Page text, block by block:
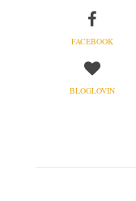
FACEBOOK
BLOGLOVIN